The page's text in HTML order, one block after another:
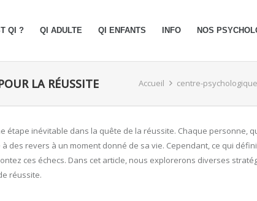
QI ? QI ADULTE QI ENFANTS INFO NOS
LA RÉUSSITE Accueil centre-
étape inévitable dans la quête de la réussite. Chaque
des revers à un moment donné de sa vie. Cependant, ce qui
ces échecs. Dans cet article, nous explorerons diverses
réussite.